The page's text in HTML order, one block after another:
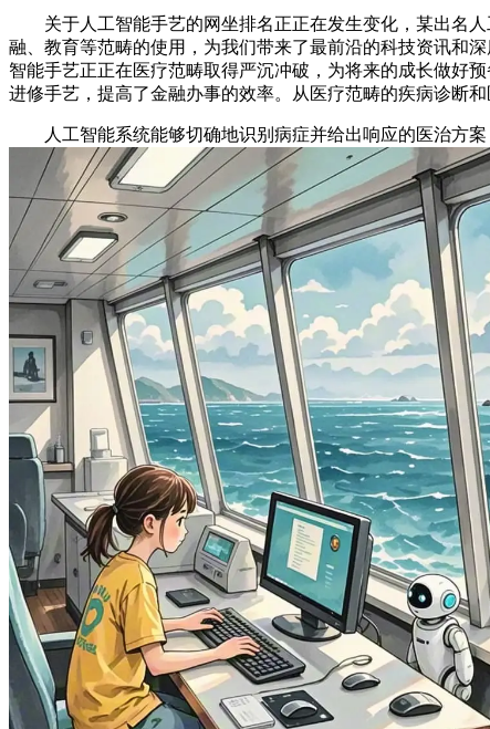
关于人工智能手艺的网坐排名正正在发生变化，某出名人
融、教育等范畴的使用，为我们带来了最前沿的科技资讯和
智能手艺正正在医疗范畴取得严沉冲破，为将来的成长做好
进修手艺，提高了金融办事的效率。从医疗范畴的疾病诊断和
人工智能系统能够切确地识别病症并给出响应的医治方案